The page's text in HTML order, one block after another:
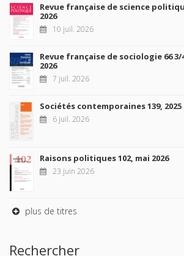
Revue française de science
2026
10 juil. 2026
Revue française de sociologie 66
2026
7 juil. 2026
Sociétés contemporaines 139, 2025
6 juil. 2026
Raisons politiques 102, mai 2026
23 juin 2026
plus de titres
Rechercher